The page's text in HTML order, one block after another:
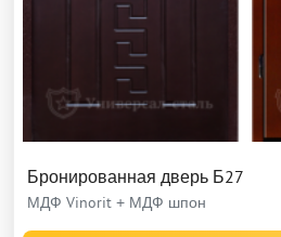
Бронированная дверь Б27
МДФ Vinorit + МДФ шпон